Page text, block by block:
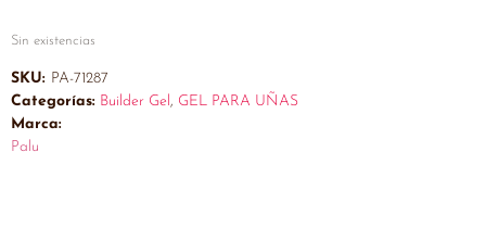
Sin existencias
SKU: PA-71287
Categorías: Builder Gel , GEL PARA UÑAS
Marca:
Palu